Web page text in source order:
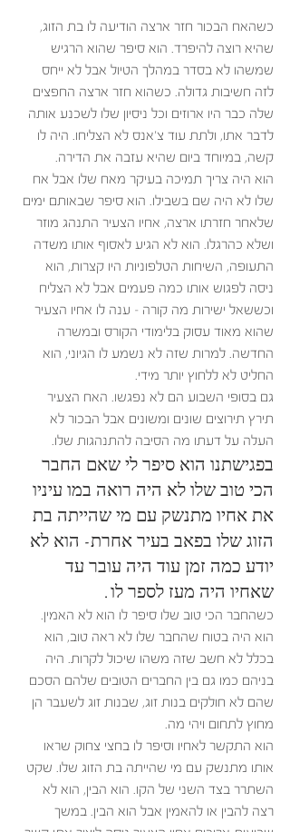
כשהאח הבכור חזר ארצה הודיעה לו בת הזוג,
שהיא רוצה להיפרד. הוא סיפר שהוא הרגיש
שמשהו לא בסדר במהלך הטיול אבל לא ייחס
לזה חשיבות גדולה. כשהוא חזר ארצה החפצים
שלה כבר היו ארוזים וכל ניסיון שלו לשכנע אותה
לדבר אתו, ולתת עוד צ'אנס לא הצליחו. היה לו
קשה, במיוחד ביום שהיא עזבה את הדירה.
הוא היה צריך תמיכה בעיקר מאח שלו אבל אח
שלו לא היה שם בשבילו. הוא סיפר שבאותם ימים
שלאחר חזרתו ארצה, אחיו הצעיר התנהג מוזר
ושלא כהרגלו. הוא לא הגיע לאסוף אותו משדה
התעופה, השיחות הטלפוניות היו קצרות, הוא
ניסה לפגוש אותו כמה פעמים אבל לא הצליח
וכששאל ישירות מה קורה – ענה לו אחיו הצעיר
שהוא מאוד עסוק בלימודי הקורס ובמשרה
החדשה. למרות שזה לא נשמע לו הגיוני, הוא
החליט לא ללחוץ יותר מידי.
גם בסופי השבוע הם לא נפגשו. האח הצעיר
תירץ תירוצים שונים ומשונים אבל הבכור לא
העלה על דעתו מה הסיבה להתנהגות שלו.
בפגישתנו הוא סיפר לי שאם החבר
הכי טוב שלו לא היה רואה במו עיניו
את אחיו מתנשק עם מי שהייתה בת
הזוג שלו בפאב בעיר אחרת- הוא לא
יודע כמה זמן עוד היה עובר עד
שאחיו היה מעז לספר לו.
כשהחבר הכי טוב שלו סיפר לו הוא לא האמין.
הוא היה בטוח שהחבר שלו לא ראה טוב, הוא
בכלל לא חשב שזה משהו שיכול לקרות. היה
בניהם כמו גם בין החברים הטובים שלהם הסכם
שהם לא חולקים בנות זוג, שבנות זוג לשעבר הן
מחוץ לתחום ויהי מה.
הוא התקשר לאחיו וסיפר לו בחצי צחוק שראו
אותו מתנשק עם מי שהייתה בת הזוג שלו. שקט
השתרר בצד השני של הקו. הוא הבין, הוא לא
רצה להבין או להאמין אבל הוא הבין. במשך